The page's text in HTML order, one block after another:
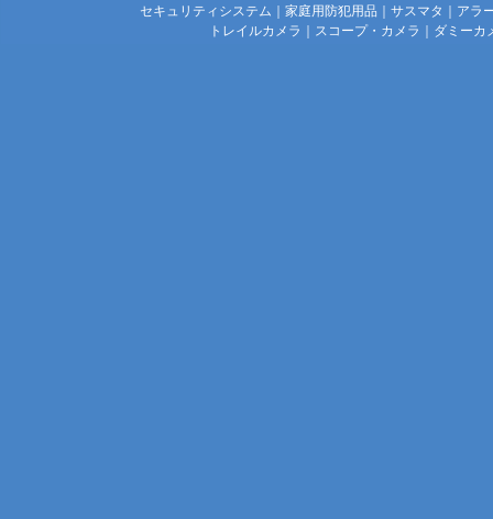
セキュリティシステム
家庭用防犯用品 サスマタ
アラ
トレイルカメラ
スコープ・カメラ ダミーカ